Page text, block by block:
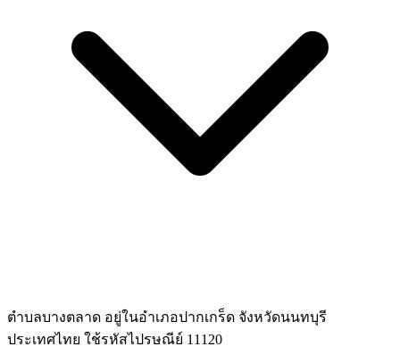
ตำบลบางตลาด อยู่ในอำเภอปากเกร็ด จังหวัดนนทบุรี
ประเทศไทย ใช้รหัสไปรษณีย์ 11120